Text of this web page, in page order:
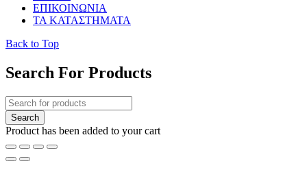
ΕΠΙΚΟΙΝΩΝΙΑ
ΤΑ ΚΑΤΑΣΤΗΜΑΤΑ
Back to Top
Search For Products
Product has been added to your cart